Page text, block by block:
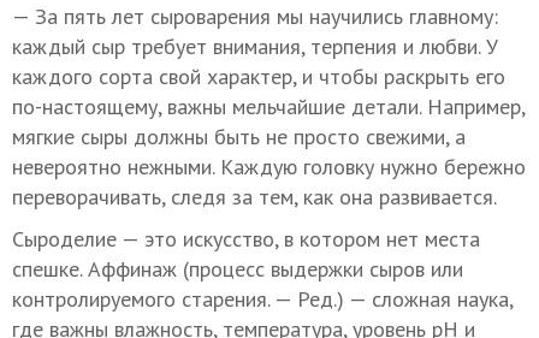
— За пять лет сыроварения мы научились главному:
каждый сыр требует внимания, терпения и любви. У
каждого сорта свой характер, и чтобы раскрыть его
по-настоящему, важны мельчайшие детали. Например,
мягкие сыры должны быть не просто свежими, а
невероятно нежными. Каждую головку нужно бережно
переворачивать, следя за тем, как она развивается.
Сыроделие — это искусство, в котором нет места
спешке. Аффинаж (процесс выдержки сыров или
контролируемого старения. — Ред.) — сложная наука,
где важны влажность, температура, уровень pH и